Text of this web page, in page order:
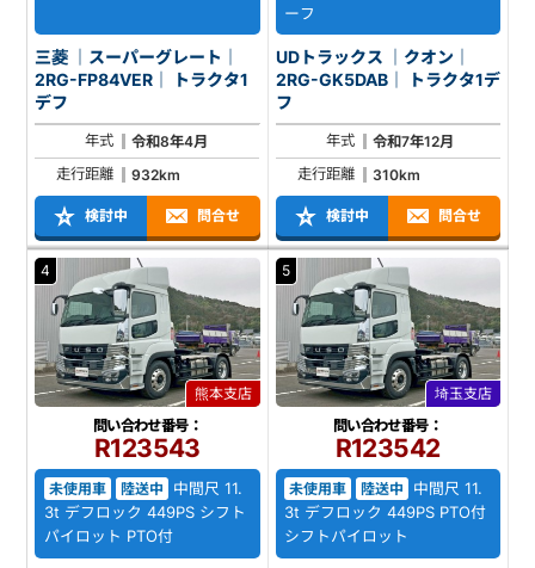
三菱 ｜スーパーグレート｜
2RG-FP84VER｜ トラクタ1
デフ
年式
令和8年4月
走行距離
932km
検討中 問合せ
ーフ
UDトラックス ｜クオン｜
2RG-GK5DAB｜ トラクタ1デ
フ
年式
令和7年12月
走行距離
310km
検討中 問合せ
4
熊本支店
問い合わせ番号：
R123543
未使用車 陸送中
中間尺 11.
3t デフロック 449PS シフト
パイロット PTO付
5
埼玉支店
問い合わせ番号：
R123542
未使用車 陸送中
中間尺 11.
3t デフロック 449PS PTO付
シフトパイロット